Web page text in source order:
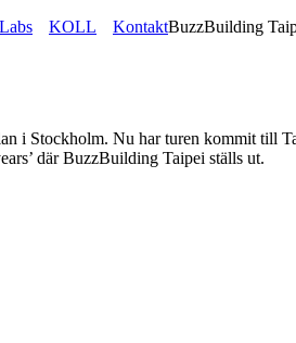
KOLL KontaktBuzzBuilding
i Stockholm. Nu har turen kommit till
där BuzzBuilding Taipei ställs ut.